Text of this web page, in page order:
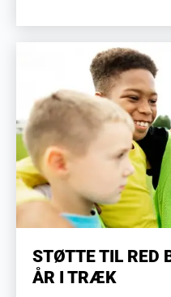
STØTTE TIL RED
ÅR I TRÆK